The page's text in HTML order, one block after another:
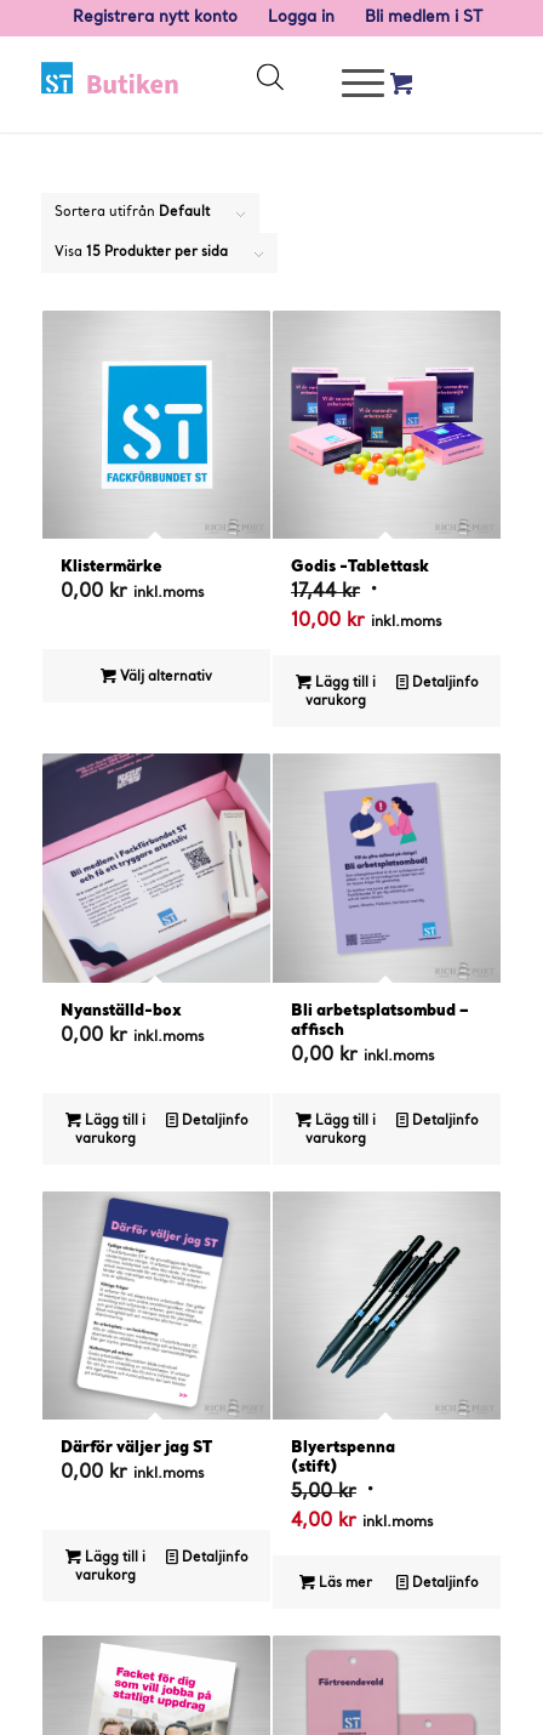
Registrera nytt konto Logga in Bli medlem i ST
Sortera utifrån Default
Visa 15 Produkter per sida
Klistermärke
0,00 kr inkl.moms
Välj alternativ
Godis -Tablettask
17,44kr Det
ursprungliga
var:
17,44 kr.
10,00 krDet
priset
är:
inkl.moms
Lägg till i
varukorg
Detaljinfo
Nyanställd-box
0,00 kr inkl.moms
Lägg till i
varukorg
Detaljinfo
Bli arbetsplatsombud –
affisch
0,00 kr inkl.moms
Lägg till i
varukorg
Detaljinfo
Därför väljer jag ST
0,00 kr inkl.moms
Lägg till i
varukorg
Detaljinfo
Blyertspenna
(stift)
5,00kr Det
ursprungliga
var:
4,00 krDet
priset
4,00 kr.
inkl.moms
Läs mer Detaljinfo